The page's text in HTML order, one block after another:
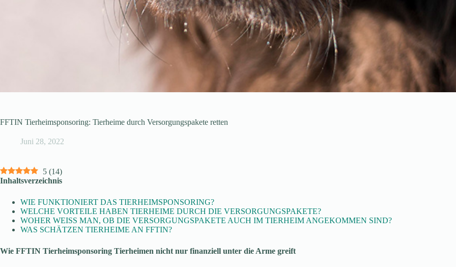
FFTIN Tierheimsponsoring: Tierheime durch Versorgungspakete retten
Juni 28, 2022
5 (14)
Inhaltsverzeichnis
WIE FUNKTIONIERT DAS TIERHEIMSPONSORING?
WELCHE VORTEILE HABEN TIERHEIME DURCH DIE VERSORGUNGSPAKETE?
WOHER WEISS MAN, OB DIE VERSORGUNGSPAKETE AUCH IM TIERHEIM ANGEKOMMEN SIND?
WAS SCHÄTZEN TIERHEIME AN FFTIN?
Wie FFTIN Tierheimsponsoring Tierheimen nicht nur finanziell unter die Arme greift